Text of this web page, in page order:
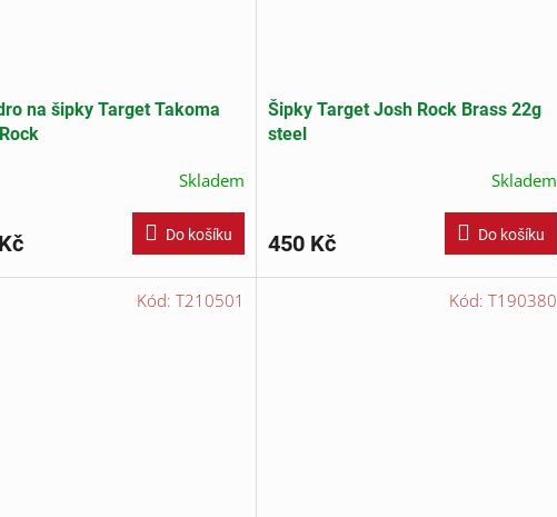
na šipky Target Takoma
Skladem
Do košíku
Šipky Target Josh Rock Brass 22g
steel
Skladem
450 Kč Do košíku
Kód: T210501 Kód: T190380